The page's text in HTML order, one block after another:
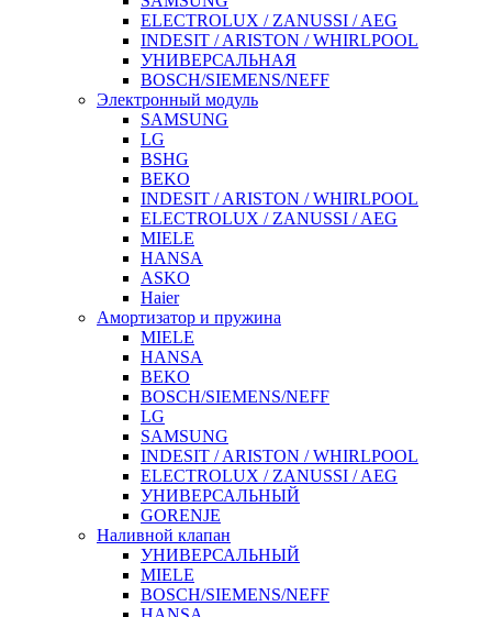
ELECTROLUX / ZANUSSI / AEG
INDESIT / ARISTON / WHIRLPOOL
УНИВЕРСАЛЬНАЯ
BOSCH/SIEMENS/NEFF
Электронный модуль
SAMSUNG
LG
BSHG
BEKO
INDESIT / ARISTON / WHIRLPOOL
ELECTROLUX / ZANUSSI / AEG
MIELE
HANSA
ASKO
Haier
Амортизатор и пружина
MIELE
HANSA
BEKO
BOSCH/SIEMENS/NEFF
LG
SAMSUNG
INDESIT / ARISTON / WHIRLPOOL
ELECTROLUX / ZANUSSI / AEG
УНИВЕРСАЛЬНЫЙ
GORENJE
Наливной клапан
УНИВЕРСАЛЬНЫЙ
MIELE
BOSCH/SIEMENS/NEFF